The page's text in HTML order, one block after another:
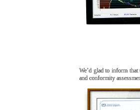
We’d glad to inform that
and conformity